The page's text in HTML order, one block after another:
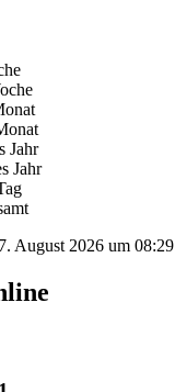
Jahr
Jahr
7. August 2026 um 08:29